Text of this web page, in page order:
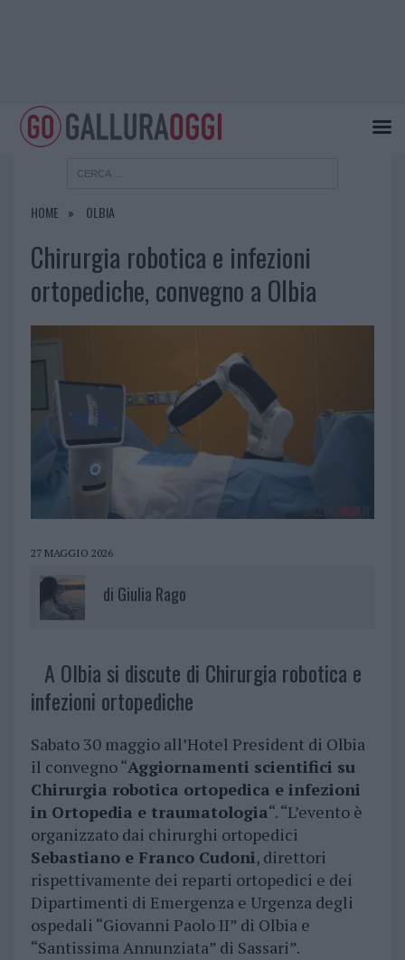
HOME OLBIA
Chirurgia robotica e infezioni
ortopediche, convegno a Olbia
27 MAGGIO 2026
di Giulia Rago
A Olbia si discute di Chirurgia robotica e
infezioni ortopediche
Sabato 30 maggio all’Hotel President di Olbia
il convegno “Aggiornamenti scientifici su
Chirurgia robotica ortopedica e infezioni
in Ortopedia e traumatologia“. “L’evento è
organizzato dai chirurghi ortopedici
Sebastiano e Franco Cudoni, direttori
rispettivamente dei reparti ortopedici e dei
Dipartimenti di Emergenza e Urgenza degli
ospedali “Giovanni Paolo II” di Olbia e
“Santissima Annunziata” di Sassari”.